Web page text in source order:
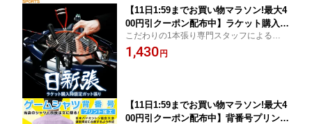
【11日1:59までお買い物マラソン!最大4
00円引クーポン配布中】ラケット購入時
限定ガット張り ※こちらのガット張り
はラケット購入時限定のガット張りとな
こだわりの1本張り専門スタッフによる安心
の張り！
1,430円
【11日1:59までお買い物マラソン!最大4
00円引クーポン配布中】背番号プリント